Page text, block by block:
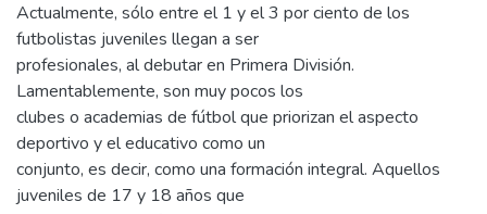
Actualmente, sólo entre el 1 y el 3 por ciento de los
futbolistas juveniles llegan a ser
profesionales, al debutar en Primera División.
Lamentablemente, son muy pocos los
clubes o academias de fútbol que priorizan el aspecto
deportivo y el educativo como un
conjunto, es decir, como una formación integral. Aquellos
juveniles de 17 y 18 años que